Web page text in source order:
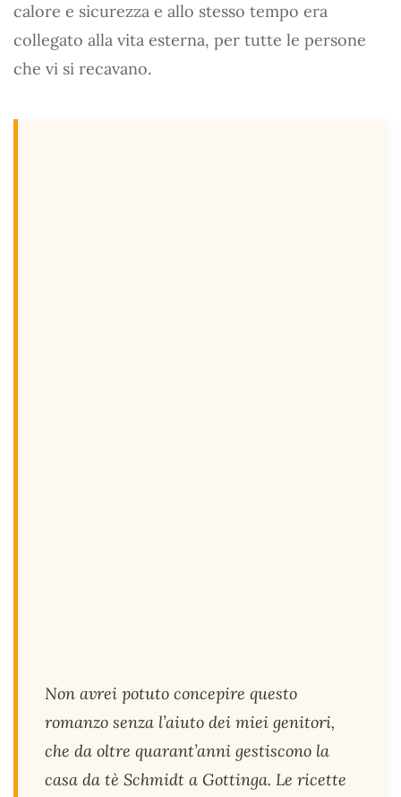
calore e sicurezza e allo stesso tempo era
collegato alla vita esterna, per tutte le persone
che vi si recavano.
Non avrei potuto concepire questo
romanzo senza l’aiuto dei miei genitori,
che da oltre quarant’anni gestiscono la
casa da tè Schmidt a Gottinga. Le ricette